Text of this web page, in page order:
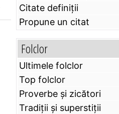
Citate definiţii
Propune un citat
Folclor
Ultimele folclor
Top folclor
Proverbe și zicători
Tradiții și superstiții